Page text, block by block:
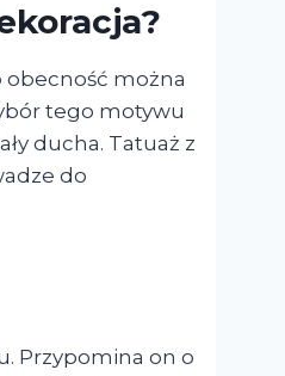
obecność można
tego motywu
ducha. Tatuaż z
do
Przypomina on o